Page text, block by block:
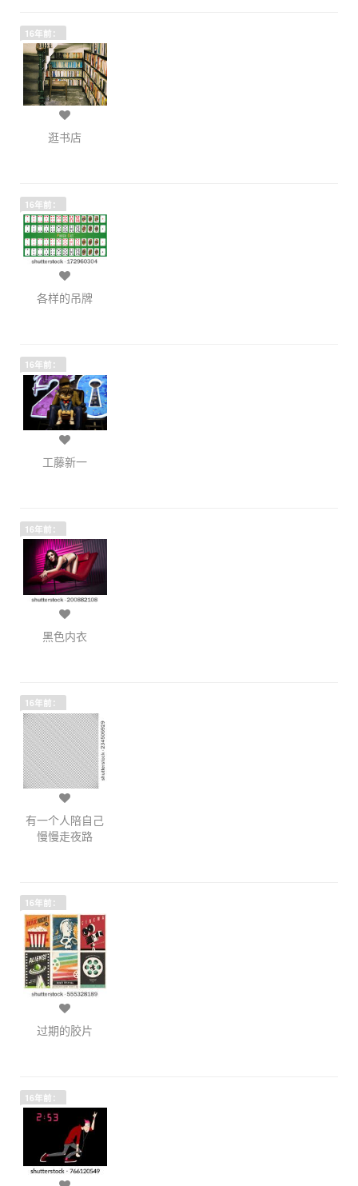
16年前：
逛书店
16年前：
各样的吊牌
16年前：
工藤新一
16年前：
黑色内衣
16年前：
有一个人陪自己
慢慢走夜路
16年前：
过期的胶片
16年前：